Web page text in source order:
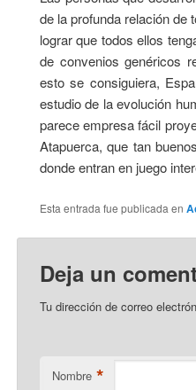
de la profunda relación de
lograr que todos ellos
de convenios genéricos
esto se consiguiera,
estudio de la evolución
parece empresa fácil
Atapuerca, que tan
donde entran en juego
Esta entrada fue publicada en
Deja un
Tu dirección de correo
Nombre *